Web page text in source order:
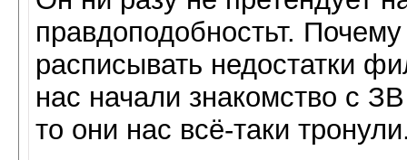
правдоподобностьт.
расписывать недостатки
нас начали знакомство с
то они нас всё-таки